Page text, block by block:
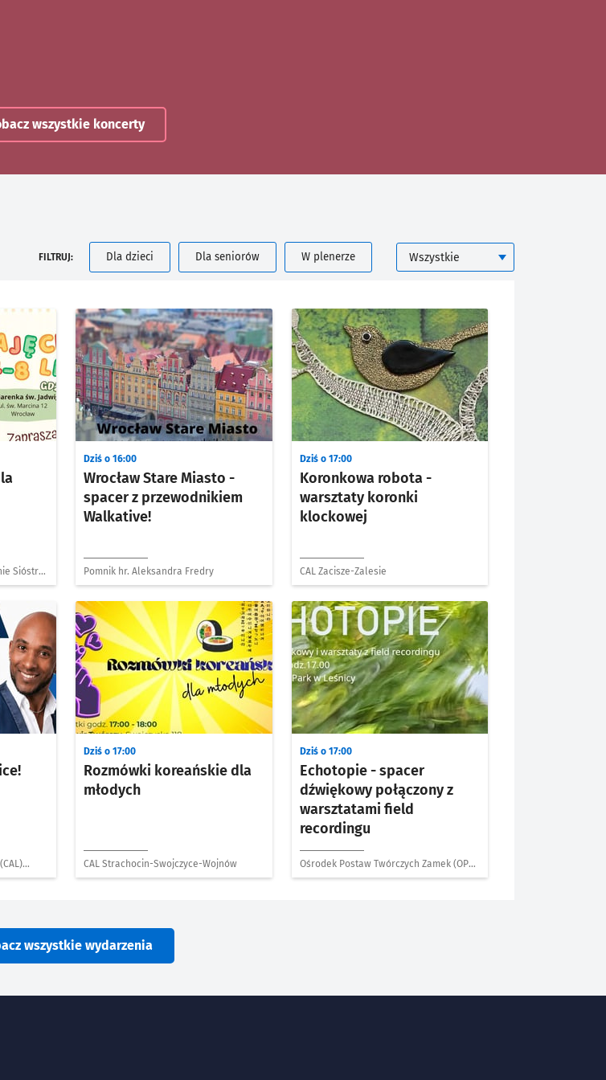
wszystkie koncerty
FILTRUJ: Dla dzieci Dla seniorów W plenerze KATEGORIA
Sióstr
Wrocław Stare Miasto -
spacer z przewodnikiem
Walkative!
Dziś o 16:00
Pomnik hr. Aleksandra Fredry
Koronkowa robota -
warsztaty koronki
klockowej
Dziś o 17:00
CAL Zacisze-Zalesie
Rozmówki koreańskie dla
młodych
Dziś o 17:00
CAL Strachocin-Swojczyce-Wojnów
Echotopie - spacer
dźwiękowy połączony z
warsztatami field
recordingu
Dziś o 17:00
Ośrodek Postaw Twórczych Zamek (OPT
Zamek)
wszystkie wydarzenia